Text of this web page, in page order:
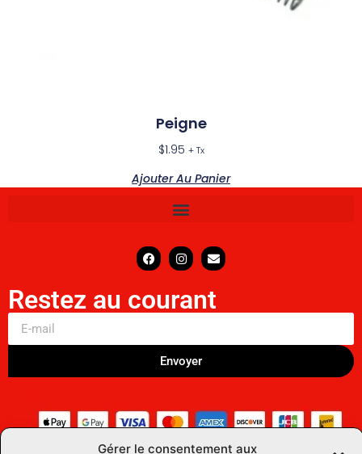
Gérer le consentement aux
Peigne
$1.95 + Tx
Ajouter Au Panier
Restez au courant
Envoyer